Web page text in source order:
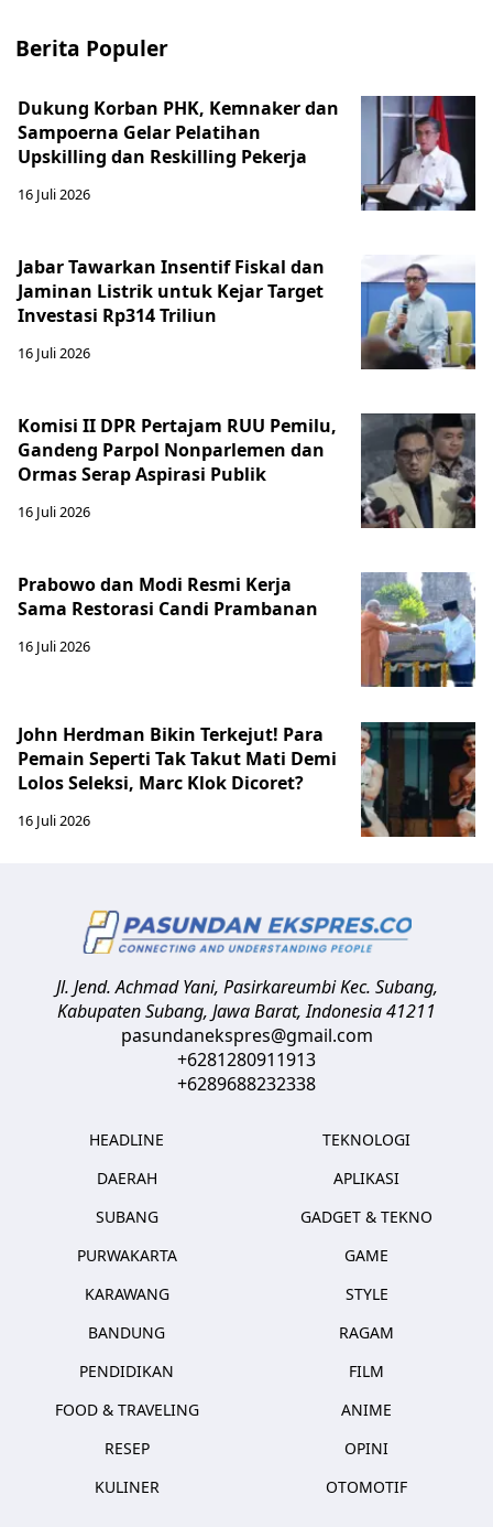
Berita Populer
Dukung Korban PHK, Kemnaker dan
Sampoerna Gelar Pelatihan
Upskilling dan Reskilling Pekerja
16 Juli 2026
Jabar Tawarkan Insentif Fiskal dan
Jaminan Listrik untuk Kejar Target
Investasi Rp314 Triliun
16 Juli 2026
Komisi II DPR Pertajam RUU Pemilu,
Gandeng Parpol Nonparlemen dan
Ormas Serap Aspirasi Publik
16 Juli 2026
Prabowo dan Modi Resmi Kerja
Sama Restorasi Candi Prambanan
16 Juli 2026
John Herdman Bikin Terkejut! Para
Pemain Seperti Tak Takut Mati Demi
Lolos Seleksi, Marc Klok Dicoret?
16 Juli 2026
Jl. Jend. Achmad Yani, Pasirkareumbi Kec. Subang,
Kabupaten Subang, Jawa Barat,Indonesia41211
pasundanekspres@gmail.com
+6281280911913
+6289688232338
HEADLINE
DAERAH
SUBANG
PURWAKARTA
KARAWANG
BANDUNG
PENDIDIKAN
FOOD & TRAVELING
RESEP
KULINER
TEKNOLOGI
APLIKASI
GADGET & TEKNO
GAME
STYLE
RAGAM
FILM
ANIME
OPINI
OTOMOTIF